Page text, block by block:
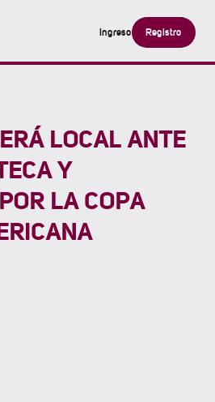
Ingreso Registro
LOCAL ANTE
Y
LA COPA